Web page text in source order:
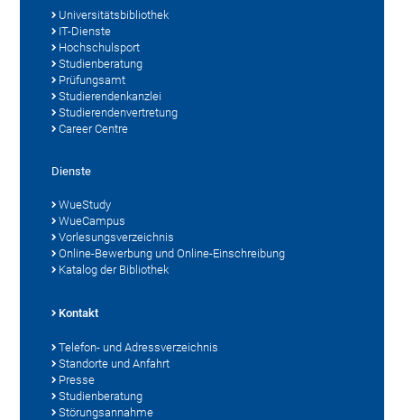
Universitätsbibliothek
IT-Dienste
Hochschulsport
Studienberatung
Prüfungsamt
Studierendenkanzlei
Studierendenvertretung
Career Centre
Dienste
WueStudy
WueCampus
Vorlesungsverzeichnis
Online-Bewerbung und Online-Einschreibung
Katalog der Bibliothek
Kontakt
Telefon- und Adressverzeichnis
Standorte und Anfahrt
Presse
Studienberatung
Störungsannahme